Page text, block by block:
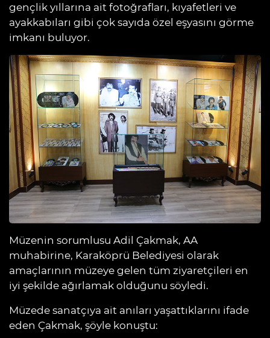
gençlik yıllarına ait fotoğrafları, kıyafetleri ve
ayakkabıları gibi çok sayıda özel eşyasını görme
imkanı buluyor.
Müzenin sorumlusu Adil Çakmak, AA
muhabirine, Karaköprü Belediyesi olarak
amaçlarının müzeye gelen tüm ziyaretçileri en
iyi şekilde ağırlamak olduğunu söyledi.
Müzede sanatçıya ait anıları yaşattıklarını ifade
eden Çakmak, şöyle konuştu: